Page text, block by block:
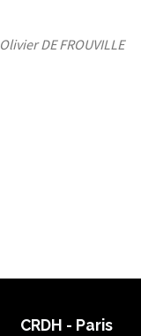
Olivier DE FROUVILLE
CRDH - Paris